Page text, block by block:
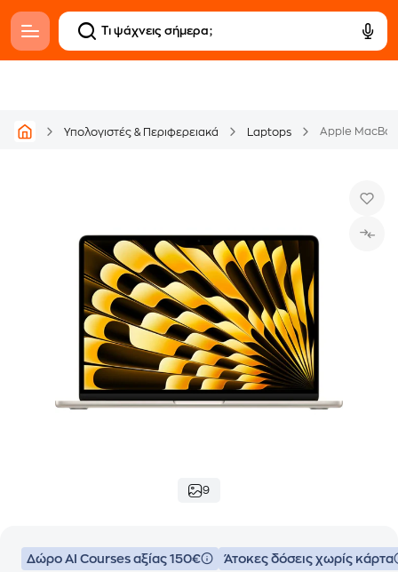
Υπολογιστές & Περιφερειακά Laptops
9
Δώρο ΑΙ Courses αξίας 150€ Άτοκες δόσεις χωρίς κάρτα